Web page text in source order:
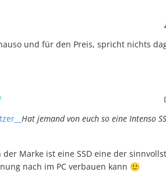
und für den Preis, spricht nichts
Hat jemand von euch so eine Intenso
Marke ist eine SSD eine der
nach im PC verbauen kann 🙂